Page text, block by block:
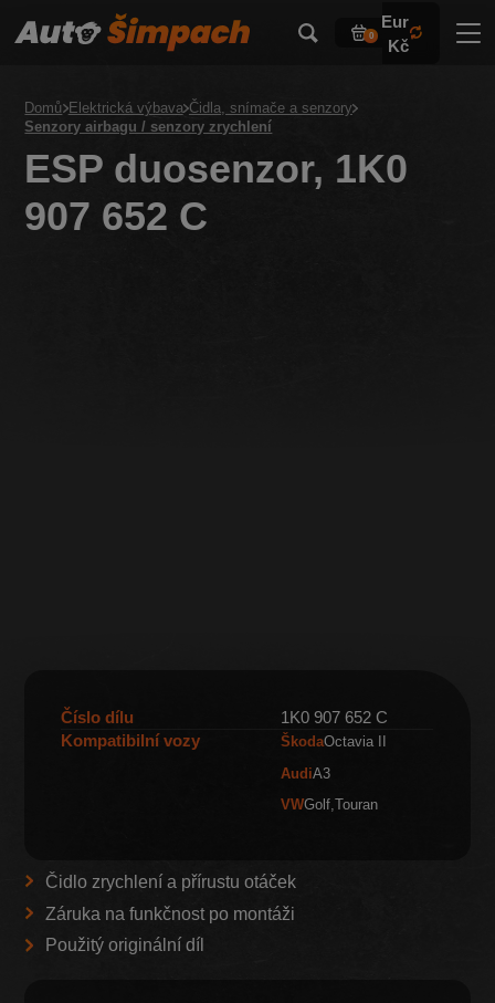
0
Eur
Kč
Domů Elektrická výbava Čidla, snímače a senzory
Senzory airbagu / senzory zrychlení
ESP duosenzor, 1K0
907 652 C
Číslo dílu
1K0 907 652 C
Kompatibilní vozy
ŠkodaOctavia II
AudiA3
VWGolf Touran
Čidlo zrychlení a přírustu otáček
Záruka na funkčnost po montáži
Použitý originální díl